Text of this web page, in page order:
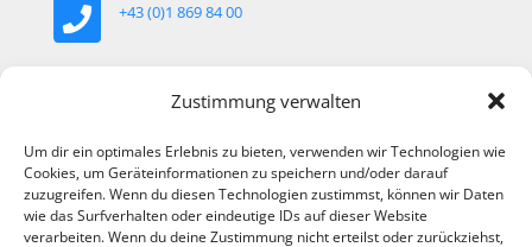
Zustimmung verwalten
Um dir ein optimales Erlebnis zu bieten, verwenden wir Technologien wie
Cookies, um Geräteinformationen zu speichern und/oder darauf
zuzugreifen. Wenn du diesen Technologien zustimmst, können wir Daten
wie das Surfverhalten oder eindeutige IDs auf dieser Website
verarbeiten. Wenn du deine Zustimmung nicht erteilst oder zurückziehst,
+43 (0)1 869 84 00
office@iphos.com
Khekgasse 35, 1230 Wien, Österreich